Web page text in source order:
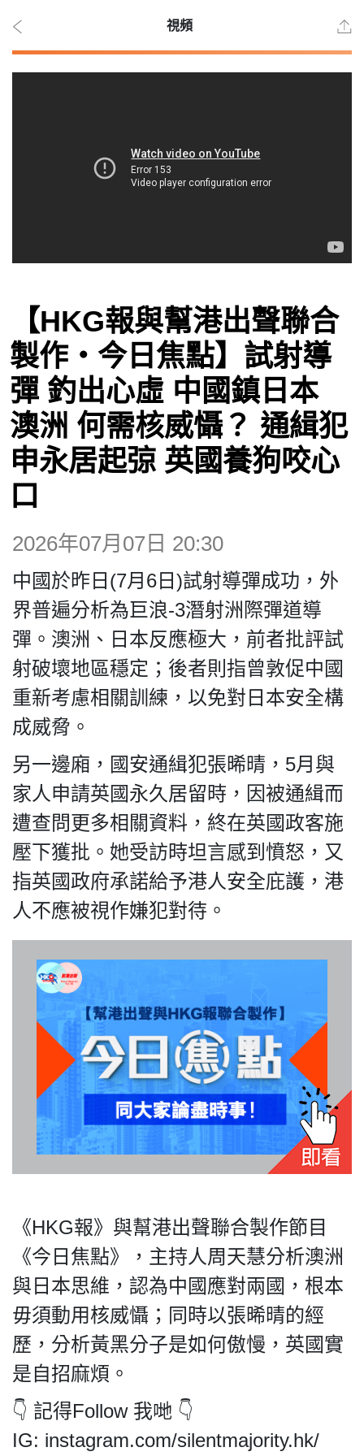
時事
觀點
博客
投票
視頻
昔日
系列
活動
關於我們
我們的立場
聯絡我們
私
政
策
及
免
責
聲
明
2018
Silent
Majority
For
視頻
【HKG報與幫港出聲聯合
製作‧今日焦點】試射導
彈 釣出心虛 中國鎮日本
澳洲 何需核威懾？ 通緝犯
申永居起弶 英國養狗咬心
口
2026年07月07日 20:30
中國於昨日(7月6日)試射導彈成功，外
界普遍分析為巨浪-3潛射洲際彈道導
彈。澳洲、日本反應極大，前者批評試
射破壞地區穩定；後者則指曾敦促中國
重新考慮相關訓練，以免對日本安全構
成威脅。
另一邊廂，國安通緝犯張晞晴，5月與
家人申請英國永久居留時，因被通緝而
遭查問更多相關資料，終在英國政客施
壓下獲批。她受訪時坦言感到憤怒，又
指英國政府承諾給予港人安全庇護，港
人不應被視作嫌犯對待。
《HKG報》與幫港出聲聯合製作節目
《今日焦點》，主持人周天慧分析澳洲
與日本思維，認為中國應對兩國，根本
毋須動用核威懾；同時以張晞晴的經
歷，分析黃黑分子是如何傲慢，英國實
是自招麻煩。
👇 記得Follow 我哋 👇
IG: instagram.com/silentmajority.hk/